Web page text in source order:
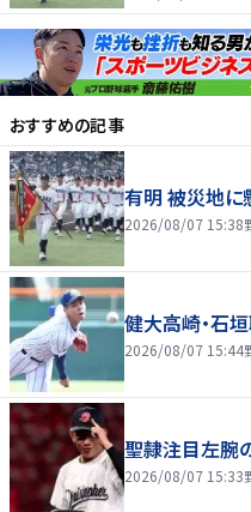
おすすめの記事
有明 被災地に
2026/08/07 15:38
健大高崎・石
2026/08/07 15:44
聖隷注目左腕
2026/08/07 15:33